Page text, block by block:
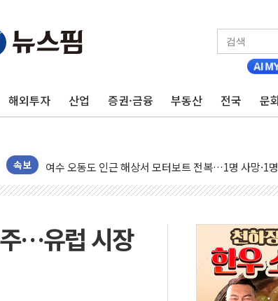
해외투자 산업 증권·금융 부동산 전국 문
속보
이번주 국내 주요 금융일정(8.10~8.14)
美, 이란전 출구전략 만지작…공습 한계·탄약 부족 현
폐기물 수거하다 참변…60대 환경미화원 수거차에 치
서울 중랑구 주택가서 흉기 난동…60대 남성 2명 숨져
여수 오동도 인근 해상서 모터보트 전복…1명 사망·1
추미애, '위안부' 피해자 기림의 날 참석..."국제적 시
인천서 말다툼 중 어머니 흉기 살해 10대 아들 체포
'화합' 꺼낸 김민석에 '뻔뻔' 받아친 정청래…제주 연설
李대통령, ISA 개편 재검토 지시…與 "적극 환영"·野
동해중부 전 해상 풍랑주의보…10일까지 최대 3.5m
…유럽 시장